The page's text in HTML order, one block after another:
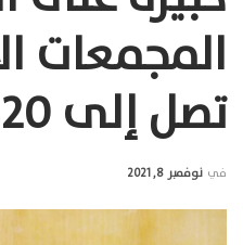
المجمعات
‏تصل إلى 20%‏
في نوفمبر 8, 2021